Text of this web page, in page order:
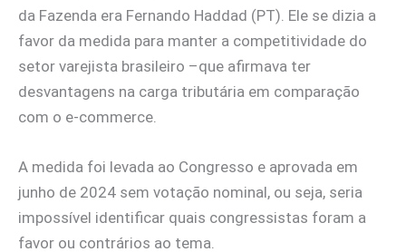
da Fazenda era Fernando Haddad (PT). Ele se dizia a
favor da medida para manter a competitividade do
setor varejista brasileiro –que afirmava ter
desvantagens na carga tributária em comparação
com o e-commerce.
A medida foi levada ao Congresso e aprovada em
junho de 2024 sem votação nominal, ou seja, seria
impossível identificar quais congressistas foram a
favor ou contrários ao tema.